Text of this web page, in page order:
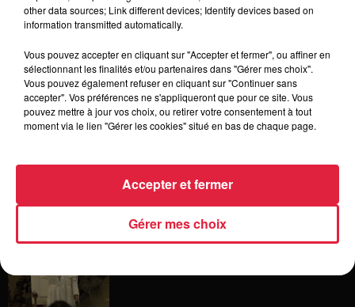
6 août 2026
Tags antisémites à Strasbourg :
Catherine Trautmann réagit
6 août 2026
Au zoo de Mulhouse : rencontre
Les dernières infos sur la venue du
pape à Metz en septembre
other data sources; Link different devices; Identify devices based on
information transmitted automatically.
Vous pouvez accepter en cliquant sur "Accepter et fermer", ou affiner en
sélectionnant les finalités et/ou partenaires dans "Gérer mes choix".
Vous pouvez également refuser en cliquant sur "Continuer sans
accepter". Vos préférences ne s'appliqueront que pour ce site. Vous
pouvez mettre à jour vos choix, ou retirer votre consentement à tout
moment via le lien "Gérer les cookies" situé en bas de chaque page.
Gérer mes choix
Accepter et fermer